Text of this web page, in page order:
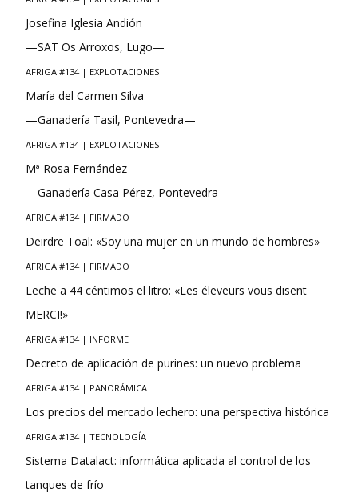
Josefina Iglesia Andión
—SAT Os Arroxos, Lugo—
AFRIGA #134 | EXPLOTACIONES
María del Carmen Silva
—Ganadería Tasil, Pontevedra—
AFRIGA #134 | EXPLOTACIONES
Mª Rosa Fernández
—Ganadería Casa Pérez, Pontevedra—
AFRIGA #134 | FIRMADO
Deirdre Toal: «Soy una mujer en un mundo de hombres»
AFRIGA #134 | FIRMADO
Leche a 44 céntimos el litro: «Les éleveurs vous disent
MERCI!»
AFRIGA #134 | INFORME
Decreto de aplicación de purines: un nuevo problema
AFRIGA #134 | PANORÁMICA
Los precios del mercado lechero: una perspectiva histórica
AFRIGA #134 | TECNOLOGÍA
Sistema Datalact: informática aplicada al control de los
tanques de frío